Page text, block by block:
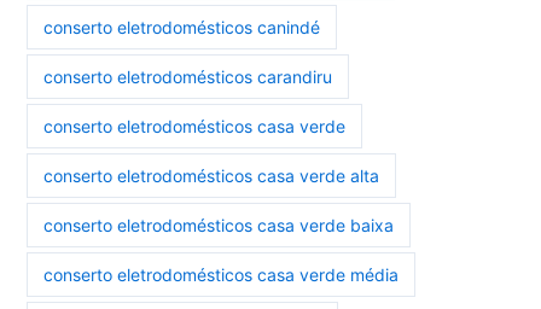
conserto eletrodomésticos canindé
conserto eletrodomésticos carandiru
conserto eletrodomésticos casa verde
conserto eletrodomésticos casa verde alta
conserto eletrodomésticos casa verde baixa
conserto eletrodomésticos casa verde média